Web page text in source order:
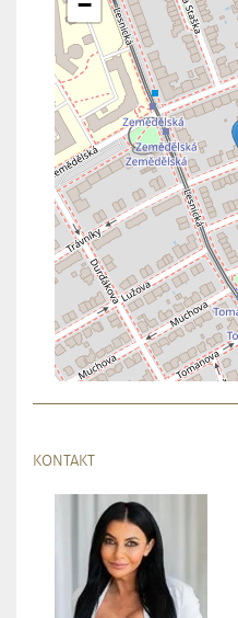
KONTAKT